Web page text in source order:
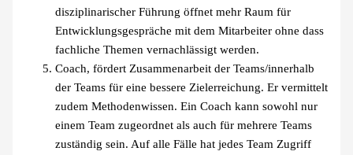
disziplinarischer Führung öffnet mehr Raum für
Entwicklungsgespräche mit dem Mitarbeiter ohne dass
fachliche Themen vernachlässigt werden.
Coach, fördert Zusammenarbeit der Teams/innerhalb
der Teams für eine bessere Zielerreichung. Er vermittelt
zudem Methodenwissen. Ein Coach kann sowohl nur
einem Team zugeordnet als auch für mehrere Teams
zuständig sein. Auf alle Fälle hat jedes Team Zugriff